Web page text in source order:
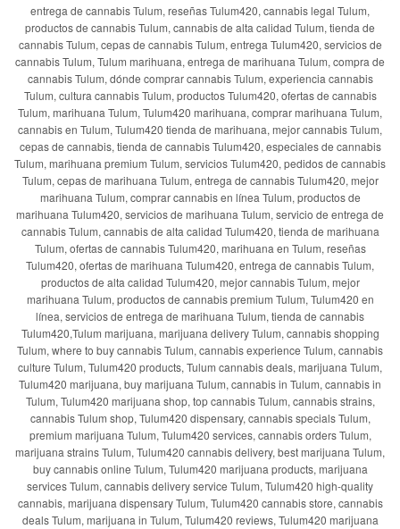
entrega de cannabis Tulum, reseñas Tulum420, cannabis legal Tulum,
productos de cannabis Tulum, cannabis de alta calidad Tulum, tienda de
cannabis Tulum, cepas de cannabis Tulum, entrega Tulum420, servicios de
cannabis Tulum, Tulum marihuana, entrega de marihuana Tulum, compra de
cannabis Tulum, dónde comprar cannabis Tulum, experiencia cannabis
Tulum, cultura cannabis Tulum, productos Tulum420, ofertas de cannabis
Tulum, marihuana Tulum, Tulum420 marihuana, comprar marihuana Tulum,
cannabis en Tulum, Tulum420 tienda de marihuana, mejor cannabis Tulum,
cepas de cannabis, tienda de cannabis Tulum420, especiales de cannabis
Tulum, marihuana premium Tulum, servicios Tulum420, pedidos de cannabis
Tulum, cepas de marihuana Tulum, entrega de cannabis Tulum420, mejor
marihuana Tulum, comprar cannabis en línea Tulum, productos de
marihuana Tulum420, servicios de marihuana Tulum, servicio de entrega de
cannabis Tulum, cannabis de alta calidad Tulum420, tienda de marihuana
Tulum, ofertas de cannabis Tulum420, marihuana en Tulum, reseñas
Tulum420, ofertas de marihuana Tulum420, entrega de cannabis Tulum,
productos de alta calidad Tulum420, mejor cannabis Tulum, mejor
marihuana Tulum, productos de cannabis premium Tulum, Tulum420 en
línea, servicios de entrega de marihuana Tulum, tienda de cannabis
Tulum420,Tulum marijuana, marijuana delivery Tulum, cannabis shopping
Tulum, where to buy cannabis Tulum, cannabis experience Tulum, cannabis
culture Tulum, Tulum420 products, Tulum cannabis deals, marijuana Tulum,
Tulum420 marijuana, buy marijuana Tulum, cannabis in Tulum, cannabis in
Tulum, Tulum420 marijuana shop, top cannabis Tulum, cannabis strains,
cannabis Tulum shop, Tulum420 dispensary, cannabis specials Tulum,
premium marijuana Tulum, Tulum420 services, cannabis orders Tulum,
marijuana strains Tulum, Tulum420 cannabis delivery, best marijuana Tulum,
buy cannabis online Tulum, Tulum420 marijuana products, marijuana
services Tulum, cannabis delivery service Tulum, Tulum420 high-quality
cannabis, marijuana dispensary Tulum, Tulum420 cannabis store, cannabis
deals Tulum, marijuana in Tulum, Tulum420 reviews, Tulum420 marijuana